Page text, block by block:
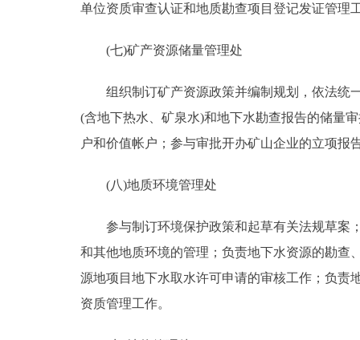
单位资质审查认证和地质勘查项目登记发证管理
(七)矿产资源储量管理处
组织制订矿产资源政策并编制规划，依法统一
(含地下热水、矿泉水)和地下水勘查报告的储量
户和价值帐户；参与审批开办矿山企业的立项
(八)地质环境管理处
参与制订环境保护政策和起草有关法规草案；
和其他地质环境的管理；负责地下水资源的勘查
源地项目地下水取水许可申请的审核工作；负责
资质管理工作。